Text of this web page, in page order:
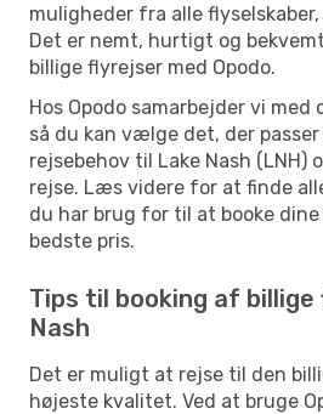
muligheder fra alle
Det er nemt, hurtigt og
billige flyrejser med Opodo.
Hos Opodo samarbejder vi med
så du kan vælge det, der
rejsebehov til Lake Nash (LNH)
rejse. Læs videre for at finde
du har brug for til at booke
bedste pris.
Tips til booking af
Nash
Det er muligt at rejse til den
højeste kvalitet. Ved at bruge